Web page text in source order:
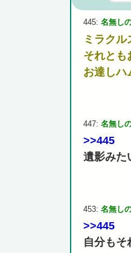
Powered by
445: 名無し
ミラク
それとも
お達し
447: 名無し
>>445
遺影みた
453: 名無し
>>445
自分もそ